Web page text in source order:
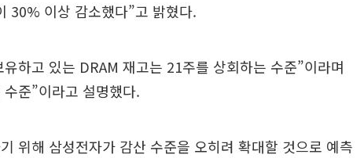
30% 이상 감소했다”고 밝혔다.
하고 있는 DRAM 재고는 21주를 상회하는 수준”이라며
준”이라고 설명했다.
위해 삼성전자가 감산 수준을 오히려 확대할 것으로 예측